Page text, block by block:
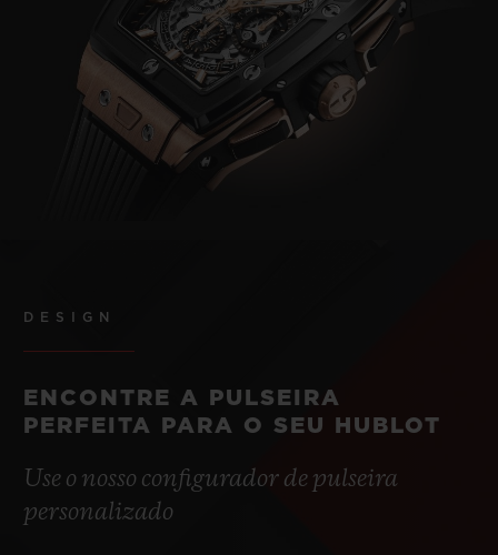
DESIGN
ENCONTRE A PULSEIRA
PERFEITA PARA O SEU HUBLOT
Use o nosso configurador de pulseira
personalizado